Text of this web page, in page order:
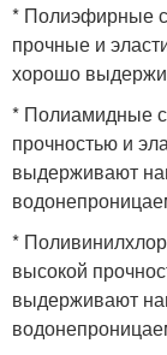
* Полиэфирные
прочные и
хорошо
* Полиамидные
прочностью и
выдерживают
*
высокой
выдерживают